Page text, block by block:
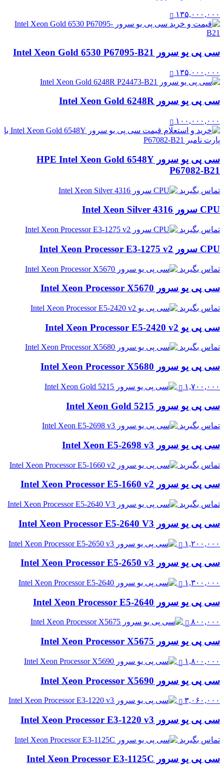
۱۳۵,۰۰۰,۰۰۰
سی پی یو سرور Intel Xeon Gold 6530 P67095-B21
۱۳۵,۰۰۰,۰۰۰
سی پی یو سرور Intel Xeon Gold 6248R
۱۰۰,۰۰۰,۰۰۰
سی پی یو سرور HPE Intel Xeon Gold 6548Y
P67082-B21
تماس بگیرید
CPU سرور Intel Xeon Silver 4316
تماس بگیرید
CPU سرور Intel Xeon Processor E3-1275 v2
تماس بگیرید
سی پی یو سرور Intel Xeon Processor X5670
تماس بگیرید
سی پی یو Intel Xeon Processor E5-2420 v2
تماس بگیرید
سی پی یو سرور Intel Xeon Processor X5680
۱,۷۰۰,۰۰۰
سی پی یو سرور Intel Xeon Gold 5215
تماس بگیرید
سی پی یو سرور Intel Xeon E5-2698 v3
تماس بگیرید
سی پی یو سرور Intel Xeon Processor E5-1660 v2
تماس بگیرید
سی پی یو سرور Intel Xeon Processor E5-2640 V3
۱,۲۰۰,۰۰۰
سی پی یو سرور Intel Xeon Processor E5-2650 v3
۱,۳۰۰,۰۰۰
سی پی یو سرور Intel Xeon Processor E5-2640
۸۰۰,۰۰۰
سی پی یو سرور Intel Xeon Processor X5675
۱,۸۰۰,۰۰۰
سی پی یو سرور Intel Xeon Processor X5690
۳,۰۶۰,۰۰۰
سی پی یو سرور Intel Xeon Processor E3-1220 v3
تماس بگیرید
سی پی یو سرور Intel Xeon Processor E3-1125C